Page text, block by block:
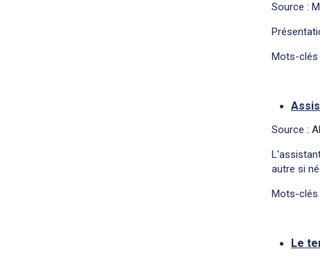
Source :
Mots-clés
Source :
autre si
Mots-clés
Le